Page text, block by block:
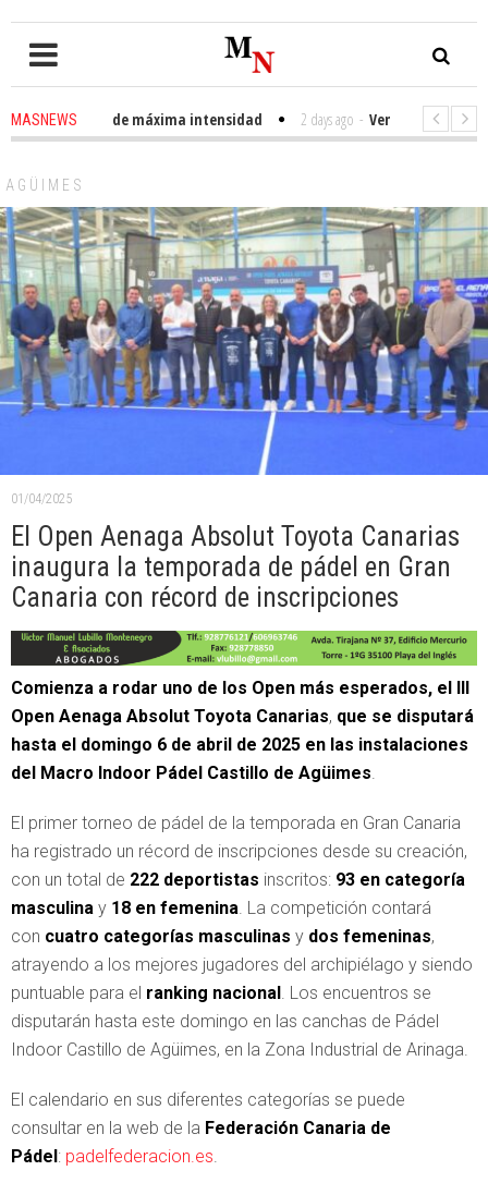
MASNEWS
urbano de máxima intensidad 2 days ago - Veneguera celebra sus
AGÜIMES
01/04/2025
El Open Aenaga Absolut Toyota Canarias
inaugura la temporada de pádel en Gran
Canaria con récord de inscripciones
Comienza a rodar uno de los Open más esperados, el III
Open Aenaga Absolut Toyota Canarias, que se disputará
hasta el domingo 6 de abril de 2025 en las instalaciones
del
Macro Indoor Pádel Castillo de Agüimes.
El primer torneo de pádel de la temporada en Gran Canaria
ha registrado un récord de inscripciones desde su creación,
con un total de 222 deportistas inscritos: 93 en categoría
masculina y 18 en femenina. La competición contará
con cuatro categorías masculinas y dos femeninas,
atrayendo a los mejores jugadores del archipiélago y siendo
puntuable para el ranking nacional . Los encuentros se
disputarán hasta este domingo en las canchas de Pádel
Indoor Castillo de Agüimes, en la Zona Industrial de Arinaga.
El calendario en sus diferentes categorías se puede
consultar en la web de la Federación Canaria de
Pádel : padelfederacion.es.